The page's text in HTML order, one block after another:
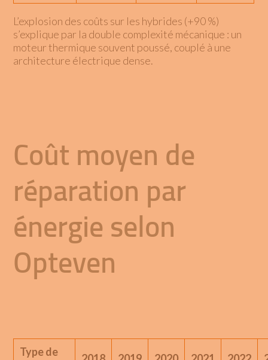
L’explosion des coûts sur les hybrides (+90 %)
s’explique par la double complexité mécanique : un
moteur thermique souvent poussé, couplé à une
architecture électrique dense.
Coût moyen de
réparation par
énergie selon
Opteven
Type de